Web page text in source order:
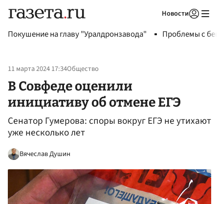
Новости
Покушение на главу "Уралдронзавода" Проблемы с
11 марта 2024 17:34Общество
В Совфеде оценили
инициативу об отмене ЕГЭ
Сенатор Гумерова: споры вокруг ЕГЭ не утихают
уже несколько лет
Вячеслав Душин